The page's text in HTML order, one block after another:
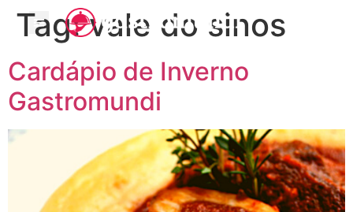
Tag:vale do sinos
Cardápio de Inverno
Gastromundi